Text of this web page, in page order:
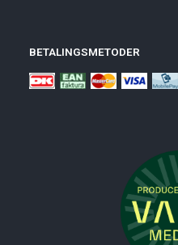
BETALINGSMETODER